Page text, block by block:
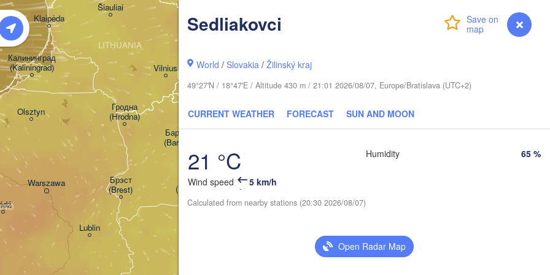
myVentusky Forecast
Sedliakovci
World /Slovakia /Žilinský kraj
49°27'N / 18°47'E / Altitude 430 m / 21:01 2026/08/07, Europe/Bratislava (UTC+2)
CURRENT WEATHER FORECAST SUN AND MOON
21 °C
Wind speed 5 km/h
Humidity 65 %
Calculated from nearby stations (20:30 2026/08/07)
Open Radar Map
Warszawa
Olsztyn
Klaipėda
Калининград
(Kaliningrad)
Šiauliai
Київ
Vilnius
Баранавічы
(Baranavičy)
Чернігів
Пінск
(Pinsk)
Мазыр
(Salihorsk)
Гродна
(Hrodna)
Lublin
Брэст
(Brest)
LITHUANIA
(Moscow)